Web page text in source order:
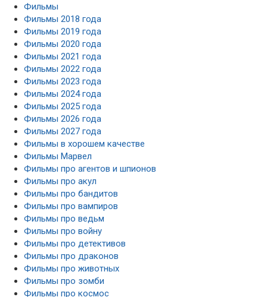
Фильмы
Фильмы 2018 года
Фильмы 2019 года
Фильмы 2020 года
Фильмы 2021 года
Фильмы 2022 года
Фильмы 2023 года
Фильмы 2024 года
Фильмы 2025 года
Фильмы 2026 года
Фильмы 2027 года
Фильмы в хорошем качестве
Фильмы Марвел
Фильмы про агентов и шпионов
Фильмы про акул
Фильмы про бандитов
Фильмы про вампиров
Фильмы про ведьм
Фильмы про войну
Фильмы про детективов
Фильмы про драконов
Фильмы про животных
Фильмы про зомби
Фильмы про космос